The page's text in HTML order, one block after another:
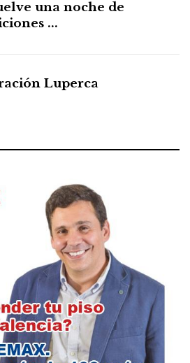
una noche de
...
Luperca